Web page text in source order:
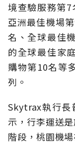
境查驗服務第7
亞洲最佳機場
名、全球最佳
的全球最佳家
購物第10名等
列。
Skytrax執行長
示，行李運送
階段，桃園機